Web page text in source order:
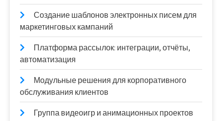
Создание шаблонов электронных писем для
маркетинговых кампаний
Платформа рассылок: интеграции, отчёты,
автоматизация
Модульные решения для корпоративного
обслуживания клиентов
Группа видеоигр и анимационных проектов